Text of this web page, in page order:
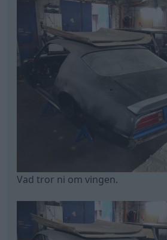
Vad tror ni om vingen.